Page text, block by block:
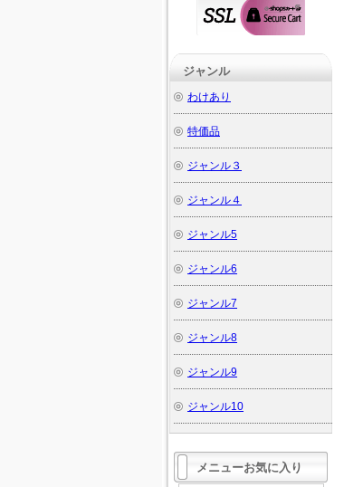
ジャンル
わけあり
特価品
ジャンル３
ジャンル４
ジャンル5
ジャンル6
ジャンル7
ジャンル8
ジャンル9
ジャンル10
メニューお気に入り